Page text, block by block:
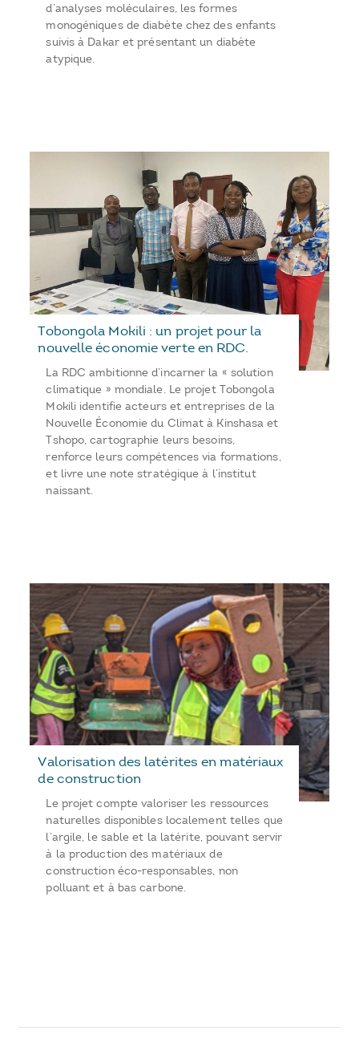
d’analyses moléculaires, les formes
monogéniques de diabète chez des enfants
suivis à Dakar et présentant un diabète
atypique.
Tobongola Mokili : un projet pour la
nouvelle économie verte en RDC.
La RDC ambitionne d’incarner la « solution
climatique » mondiale. Le projet Tobongola
Mokili identifie acteurs et entreprises de la
Nouvelle Économie du Climat à Kinshasa et
Tshopo, cartographie leurs besoins,
renforce leurs compétences via formations,
et livre une note stratégique à l’institut
naissant.
Valorisation des latérites en matériaux
de construction
Le projet compte valoriser les ressources
naturelles disponibles localement telles que
l’argile, le sable et la latérite, pouvant servir
à la production des matériaux de
construction éco-responsables, non
polluant et à bas carbone.